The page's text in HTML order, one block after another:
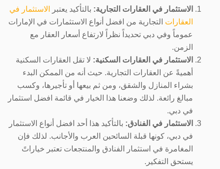
الاستثمار في العقارات التجارية: بالتأكيد يعتبر
الاستثمار في
العقارات التجارية من افضل أنواع الاستثمارات في الإمارات
عموماً وفي دبي تحديداً نظراً لارتفاع أسعار العقار مع
الزمن.
الاستثمار في العقارات السكنية: لا تقل العقارات السكنية
أهميةً عن العقارات التجارية. حيث أنه من الممكن البدء
بشراء المنازل والشقق، ومن ثم بيعها أو تأجيرها، وكسب
مبالغ رائعة. لذلك وضعنا هذا الخيار في قائمة افضل استثمار
في دبي.
الاستثمار في الفنادق: بالتأكيد هذا أحد افضل أنواع الاستثمار
في دبي، كونها قبلة السائحين العرب والأجانب. لذلك فإن
المغامرة في استثمار الفنادق والمنتجعات تعتبر خياراتً
يستحق التفكير.